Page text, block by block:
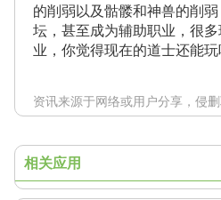
的削弱以及骷髅和神兽的削
坛，甚至成为辅助职业，很
业，你觉得现在的道士还能玩
资讯来源于网络或用户分享，侵删
相关应用